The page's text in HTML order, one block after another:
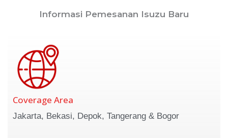
Informasi Pemesanan Isuzu Baru
Coverage Area
Jakarta, Bekasi, Depok, Tangerang & Bogor